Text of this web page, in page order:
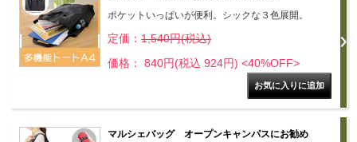
ポケットいっぱいが便利。シックな３色展開。
定価： 1,540円(税込)
価格： 840円(税込 924円) <40%OFF>
マルシェバッグ オープンキャンパスにお勧め